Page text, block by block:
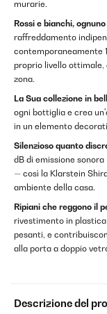
murarie.
Rossi e bianchi,
raffreddamento
contemporaneamente
proprio livello ottimale,
zona.
La Sua collezione in
ogni bottiglia e crea
in un elemento
Silenzioso quanto
dB di emissione
— così la Klarstein
ambiente della casa.
Ripiani che reggono il
rivestimento in
pesanti, e
alla porta a doppio
Descrizione del